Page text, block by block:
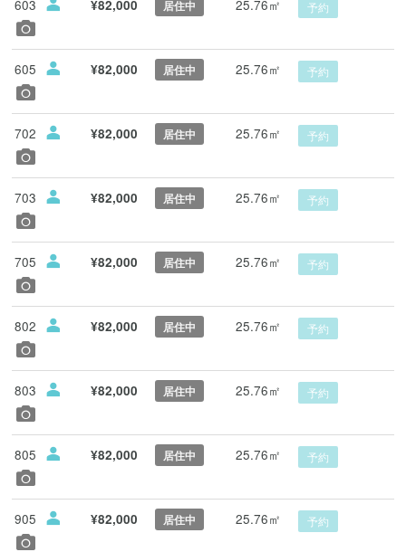
603 ¥82,000 居住中 25.76㎡ 予約
605 ¥82,000 居住中 25.76㎡ 予約
702 ¥82,000 居住中 25.76㎡ 予約
703 ¥82,000 居住中 25.76㎡ 予約
705 ¥82,000 居住中 25.76㎡ 予約
802 ¥82,000 居住中 25.76㎡ 予約
803 ¥82,000 居住中 25.76㎡ 予約
805 ¥82,000 居住中 25.76㎡ 予約
905 ¥82,000 居住中 25.76㎡ 予約